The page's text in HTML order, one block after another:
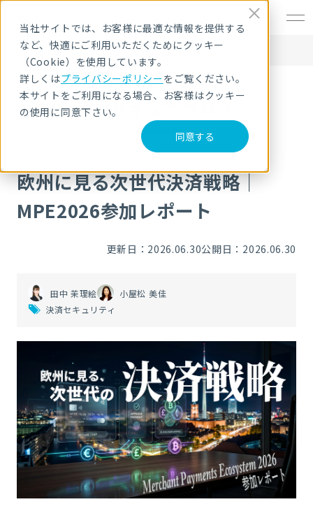
当社サイトでは、お客様に最適な情報を提供する
など、快適にご利用いただくためにクッキー
（Cookie）を使用しています。
詳しくはプライバシーポリシーをご覧ください。
本サイトをご利用になる場合、お客様はクッキー
の使用に同意下さい。
同意する
HOME
NRIセキュア ブログ
欧州に見る次世代決済戦略｜MPE2026参加レポート
NRIセキュア ブログ
欧州に見る次世代決済戦略｜
MPE2026参加レポート
更新日：2026.06.30公開日：2026.06.30
田中 茉理絵
小屋松 美佳
決済セキュリティ